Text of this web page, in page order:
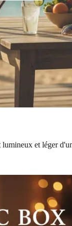
et léger